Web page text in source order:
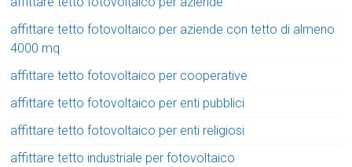
affittare tetto fotovoltaico per aziende con tetto di almeno
4000 mq
affittare tetto fotovoltaico per cooperative
affittare tetto fotovoltaico per enti pubblici
affittare tetto fotovoltaico per enti religiosi
affittare tetto industriale per fotovoltaico